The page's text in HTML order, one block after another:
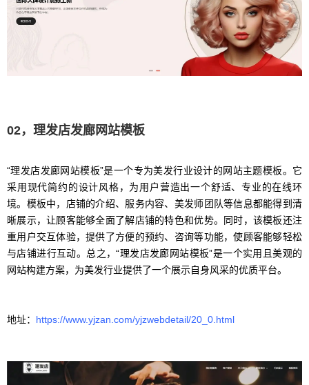
02，理发店发廊网站模板
“理发店发廊网站模板”是一个专为美发行业设计的网站主题模板。它
采用现代简约的设计风格，为用户营造出一个舒适、专业的在线环
境。模板中，店铺的介绍、服务内容、美发师团队等信息都能得到清
晰展示，让顾客能够全面了解店铺的特色和优势。同时，该模板还注
重用户交互体验，提供了方便的预约、咨询等功能，使顾客能够轻松
与店铺进行互动。总之，“理发店发廊网站模板”是一个实用且美观的
网站构建方案，为美发行业提供了一个展示自身风采的优质平台。
地址： https://www.yjzan.com/yjzwebdetail/20_0.html